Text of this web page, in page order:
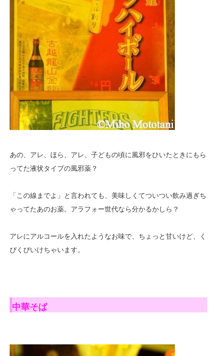
あの、アレ、ほら、アレ、子どもの頃に風邪をひいたときにもら
ってた液状タイプの風邪薬？
「この線までよ」と言われても、美味しくてついつい飲み過ぎち
ゃってたあのお薬。アラフォー世代なら分かるかしら？
アレにアルコールを入れたようなお味で、ちょっと甘いけど、く
ぴくぴいけちゃいます。
中華そば